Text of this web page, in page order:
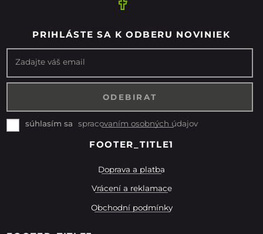
PRIHLÁSTE SA K ODBERU NOVINIEK
Zadajte váš email
súhlasím sa spracovaním osobných údajov
FOOTER_TITLE1
Doprava a platba
Vrácení a reklamace
Obchodní podmínky